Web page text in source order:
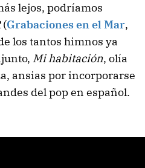
lejos, podríamos
(Grabaciones en el Mar,
los tantos himnos ya
Mi habitación, olía
ansias por incorporarse
del pop en español.